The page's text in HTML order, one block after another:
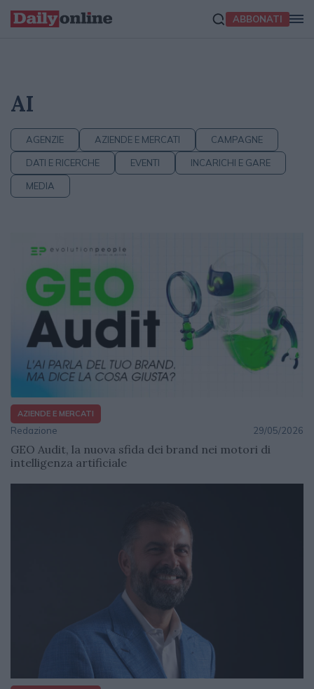
ABBONATI
AI
AGENZIE AZIENDE E MERCATI CAMPAGNE
DATI E RICERCHE EVENTI INCARICHI E GARE
MEDIA
AZIENDE E MERCATI
Redazione 29/05/2026
GEO Audit, la nuova sfida dei brand nei motori di
intelligenza artificiale